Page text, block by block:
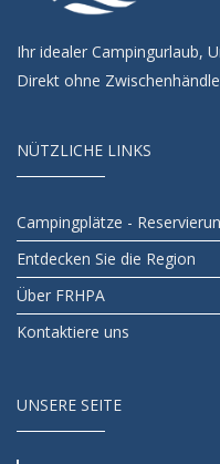
Ihr idealer Campingurlaub,
Direkt ohne
NÜTZLICHE LINKS
Campingplätze -
Entdecken Sie die Region
Über FRHPA
Kontaktiere uns
UNSERE SEITE